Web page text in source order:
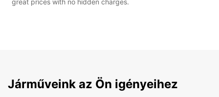
great prices with no hidden charges.
Járműveink az Ön igényeihez